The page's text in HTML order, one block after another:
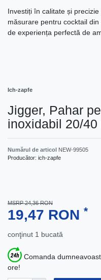
Investiți în calitate și
măsurare pentru cocktail
de experiența perfectă de
Ich-zapfe
Jigger, Pahar
inoxidabil 20/40
Numărul de articol NEW-99505
Producător: ich-zapfe
MSRP 24,36 RON
19,47 RON *
conţinut 1 bucată
Comanda
ore!